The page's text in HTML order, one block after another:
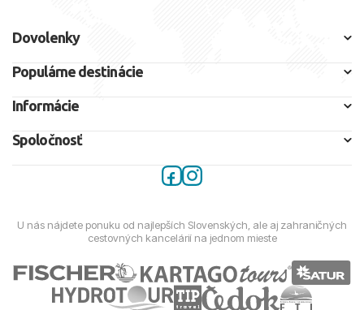
Dovolenky
Populárne destinácie
Informácie
Spoločnosť
U nás nájdete ponuku od najlepších Slovenských, ale aj zahraničných
cestovných kancelárií na jednom mieste